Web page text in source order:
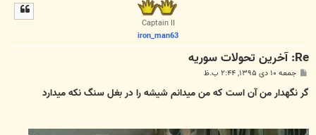
Captain II
iron_man63
Re: آخرين تحولات سوريه
پ
ت
جمعه ۱۰ دی ۱۳۹۵, ۲:۴۴ ب.ظ
گر نگهدار من آن است که من میدانم شیشه را در بغل سنگ نکه میدارد